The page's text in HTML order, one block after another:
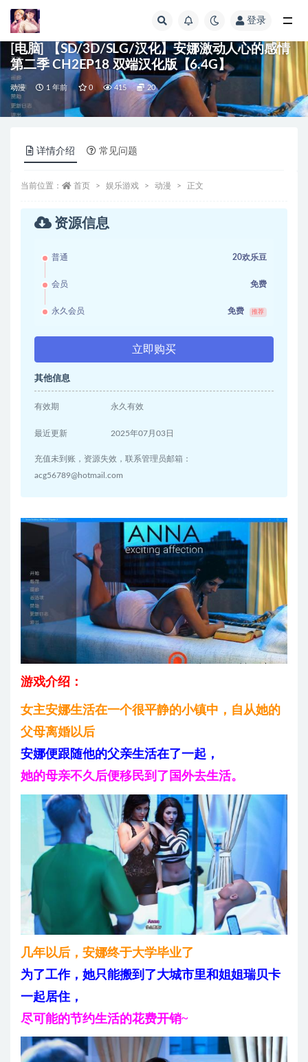
登录
[电脑] 【SD/3D/SLG/汉化】安娜激动人心的感情
第二季 CH2EP18 双端汉化版【6.4G】
动漫 1 年前 0 415 20
详情介绍 常见问题
当前位置： 首页 娱乐游戏 动漫 正文
资源信息
普通 20欢乐豆
会员 免费
永久会员 免费 推荐
立即购买
其他信息
有效期 永久有效
最近更新 2025年07月03日
充值未到账，资源失效，联系管理员邮箱：
acg56789@hotmail.com
游戏介绍：
女主安娜生活在一个很平静的小镇中，自从她的
父母离婚以后
安娜便跟随他的父亲生活在了一起，
她的母亲不久后便移民到了国外去生活。
几年以后，安娜终于大学毕业了
为了工作，她只能搬到了大城市里和姐姐瑞贝卡
一起居住，
尽可能的节约生活的花费开销~